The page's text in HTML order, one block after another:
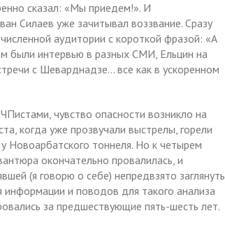
сказал: «Мы приедем!». И
Силаев уже зачитывал воззвание. Сразу
аудитории с короткой фразой: «А
были интервью в разных СМИ, Ельцин на
с Шеварднадзе… все как в ускоренном
чувство опасности возникло на
когда уже прозвучали выстрелы, горели
Новоарбатского тоннеля. Но к четырем
окончательно провалилась, и
(я говорю о себе) непредвзято заглянуть
и поводов для такого анализа
за предшествующие пять-шесть лет.